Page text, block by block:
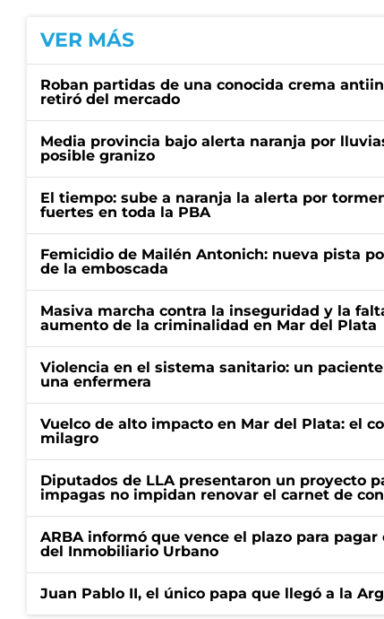
VER MÁS
Roban partidas de una conocida crema
retiró del mercado
Media provincia bajo alerta naranja por
posible granizo
El tiempo: sube a naranja la alerta por
fuertes en toda la PBA
Femicidio de Mailén Antonich: nueva pista
de la emboscada
Masiva marcha contra la inseguridad y la
aumento de la criminalidad en Mar del Plata
Violencia en el sistema sanitario: un
una enfermera
Vuelco de alto impacto en Mar del Plata: el
milagro
Diputados de LLA presentaron un proyecto
impagas no impidan renovar el carnet de
ARBA informó que vence el plazo para
del Inmobiliario Urbano
Juan Pablo II, el único papa que llegó a la